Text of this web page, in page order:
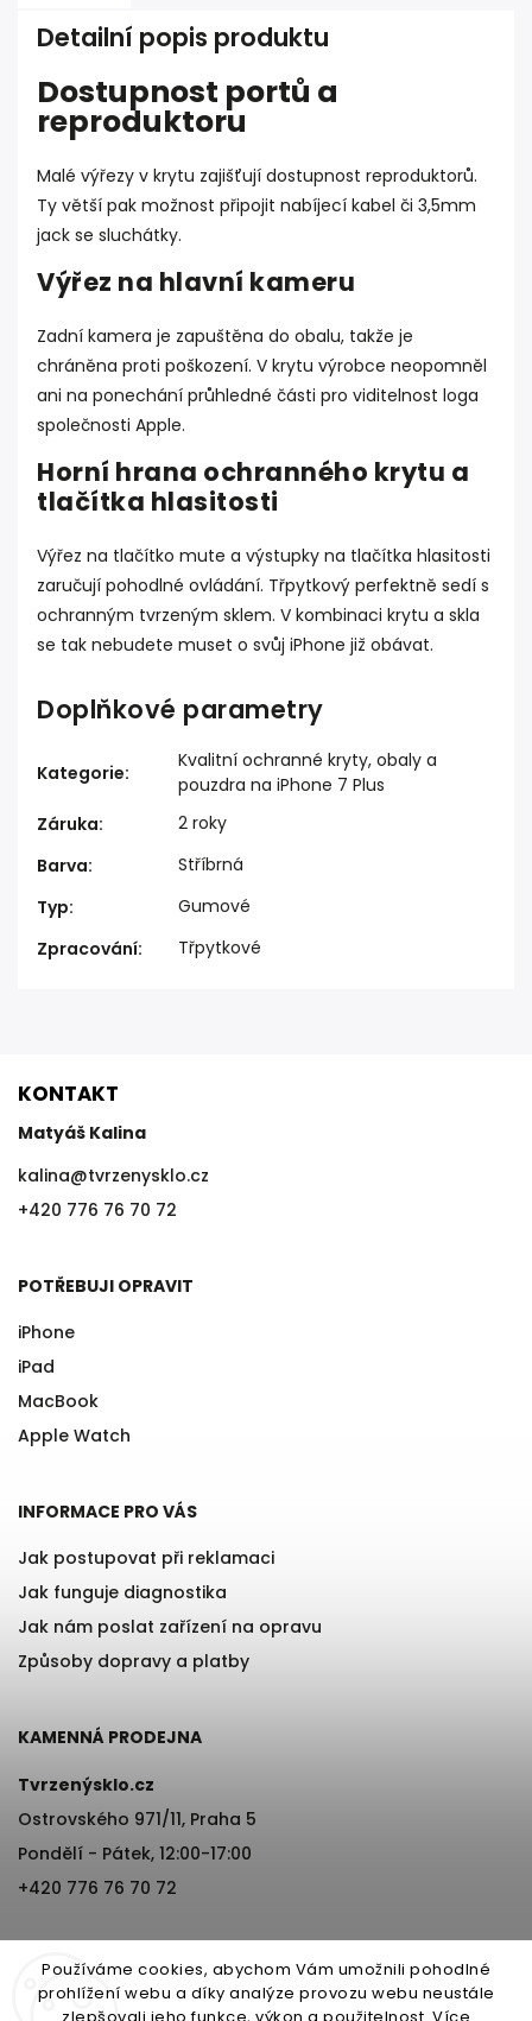
Používáme cookies, abychom Vám umožnili pohodlné
prohlížení webu a díky analýze provozu webu neustále
Detailní popis produktu
Dostupnost portů a
reproduktoru
Malé výřezy v krytu zajišťují dostupnost reproduktorů.
Ty větší pak možnost připojit nabíjecí kabel či 3,5mm
jack se sluchátky.
Výřez na hlavní kameru
Zadní kamera je zapuštěna do obalu, takže je
chráněna proti poškození. V krytu výrobce neopomněl
ani na ponechání průhledné části pro viditelnost loga
společnosti Apple.
Horní hrana ochranného krytu a
tlačítka hlasitosti
Výřez na tlačítko mute a výstupky na tlačítka hlasitosti
zaručují pohodlné ovládání. Třpytkový perfektně sedí s
ochranným tvrzeným sklem. V kombinaci krytu a skla
se tak nebudete muset o svůj iPhone již obávat.
Doplňkové parametry
Kategorie:
Kvalitní ochranné kryty, obaly a
pouzdra na iPhone 7 Plus
Záruka:
2 roky
Barva:
Stříbrná
Typ:
Gumové
Zpracování: Třpytkové
KONTAKT
Matyáš Kalina
kalina@tvrzenysklo.cz
+420 776 76 70 72
POTŘEBUJI OPRAVIT
iPhone
iPad
MacBook
Apple Watch
INFORMACE PRO VÁS
Jak postupovat při reklamaci
Jak funguje diagnostika
Jak nám poslat zařízení na opravu
Způsoby dopravy a platby
KAMENNÁ PRODEJNA
Tvrzenýsklo.cz
Ostrovského 971/11, Praha 5
Pondělí - Pátek, 12:00-17:00
+420 776 76 70 72